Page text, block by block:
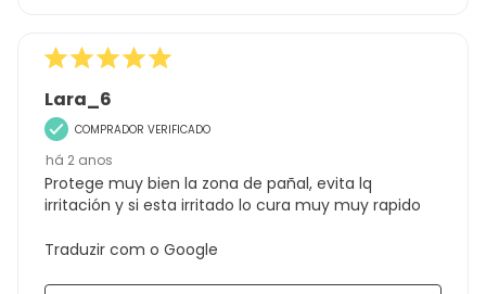
Lara_6
COMPRADOR VERIFICADO
há 2 anos
Protege muy bien la zona de pañal, evita lq
irritación y si esta irritado lo cura muy muy rapido
Traduzir com o Google